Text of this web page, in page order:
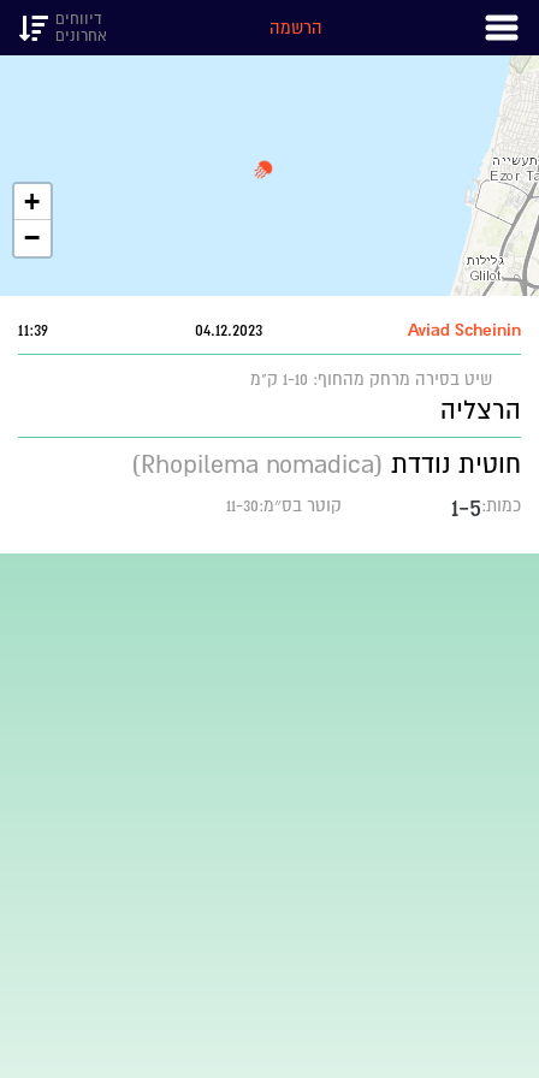
הרשמה
דיווחים
אחרונים
+
−
Aviad Scheinin
04.12.2023
11:39
שיט בסירה מרחק מהחוף: 1-10 ק"מ
הרצליה
חוטית נודדת (Rhopilema nomadica)
כמות:1-5 קוטר בס״מ:11-30